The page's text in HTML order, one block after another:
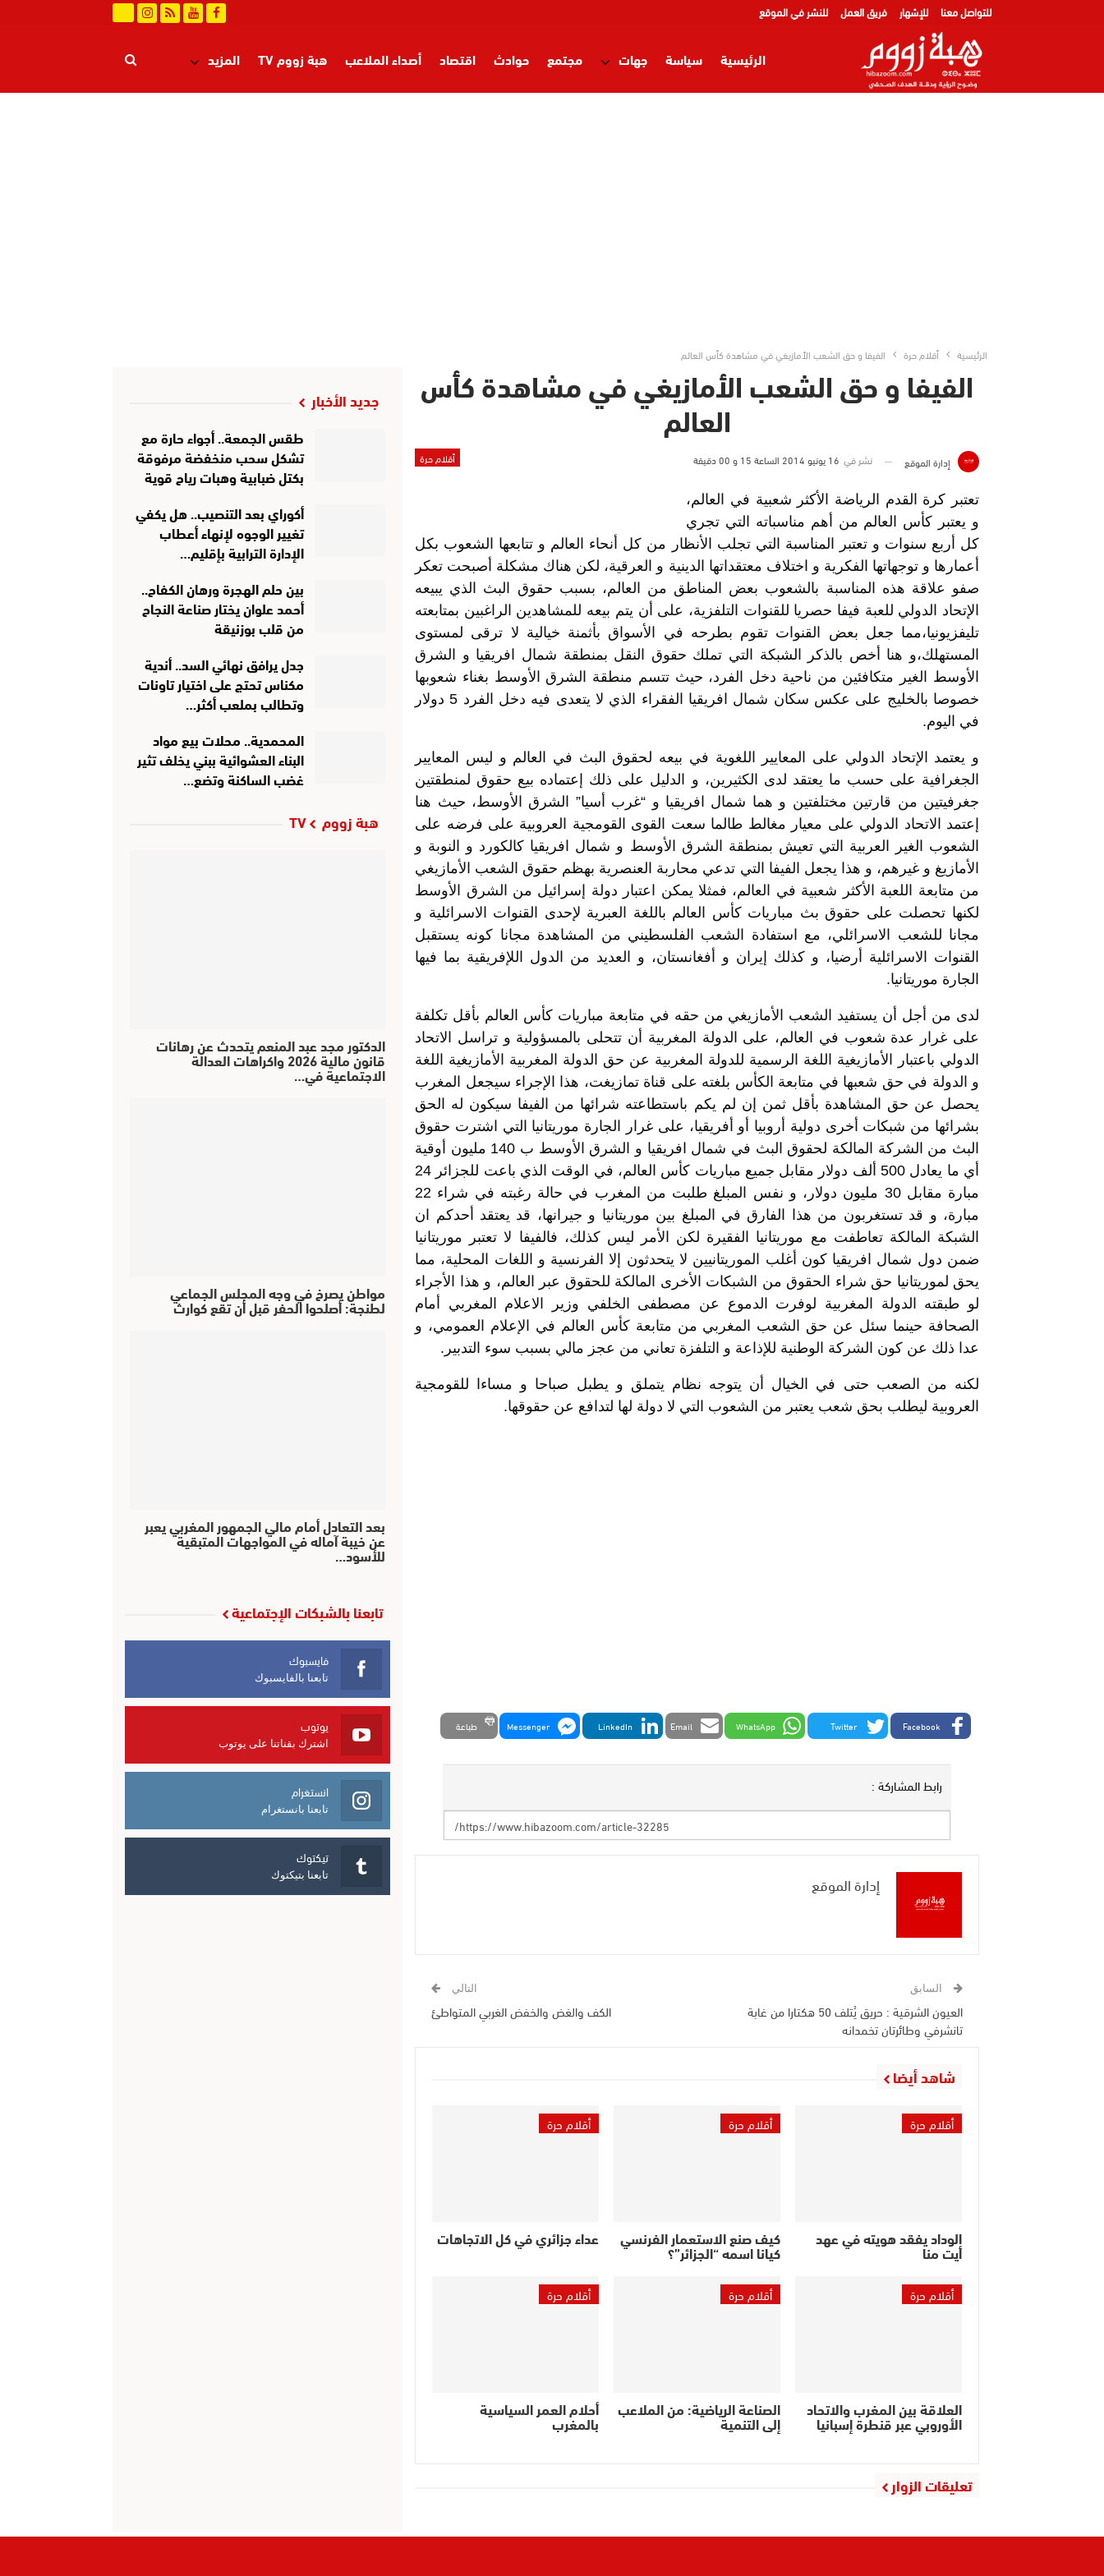
للتواصل معنا للإشهار فريق العمل للنشر في الموقع
الرئيسية سياسة جهات مجتمع حوادث اقتصاد أصداء الملاعب هبة زووم TV المزيد
الرئيسية أقلام حرة الفيفا و حق الشعب الأمازيغي في مشاهدة كأس العالم
الفيفا و حق الشعب الأمازيغي في مشاهدة كأس
العالم
أقلام حرة إدارة الموقع نشر في 16 يونيو 2014 الساعة 15 و 00 دقيقة
تعتبر كرة القدم الرياضة الأكثر شعبية في العالم،
و يعتبر كأس العالم من أهم مناسباته التي تجري
كل أربع سنوات و تعتبر المناسبة التي تجلب الأنظار من كل أنحاء العالم و تتابعها الشعوب بكل
أعمارها و توجهاتها الفكرية و اختلاف معتقداتها الدينية و العرقية، لكن هناك مشكلة أصبحت تعكر
صفو علاقة هذه المناسبة بالشعوب بعض المناطق من العالم، بسبب حقوق البث الذي يبيعه
الإتحاد الدولي للعبة فيفا حصريا للقنوات التلفزية، على أن يتم بيعه للمشاهدين الراغبين بمتابعته
تليفزيونيا،مما جعل بعض القنوات تقوم بطرحه في الأسواق بأثمنة خيالية لا ترقى لمستوى
المستهلك،و هنا أخص بالذكر الشبكة التي تملك حقوق النقل بمنطقة شمال افريقيا و الشرق
الأوسط الغير متكافئين من ناحية دخل الفرد، حيث تتسم منطقة الشرق الأوسط بغناء شعوبها
خصوصا بالخليج على عكس سكان شمال افريقيا الفقراء الذي لا يتعدى فيه دخل الفرد 5 دولار
في اليوم.
و يعتمد الإتحاد الدولي على المعايير اللغوية في بيعه لحقوق البث في العالم و ليس المعايير
الجغرافية على حسب ما يعتقد لدى الكثيرين، و الدليل على ذلك إعتماده بيع حقوق لمنطقتين
جغرفيتين من قارتين مختلفتين و هما شمال افريقيا و “غرب أسيا” الشرق الأوسط، حيث هنا
إعتمد الاتحاد الدولي على معيار مغالط طالما سعت القوى القومجية العروبية على فرضه على
الشعوب الغير العربية التي تعيش بمنطقة الشرق الأوسط و شمال افريقيا كالكورد و النوبة و
الأمازيغ و غيرهم، و هذا يجعل الفيفا التي تدعي محاربة العنصرية بهظم حقوق الشعب الأمازيغي
من متابعة اللعبة الأكثر شعبية في العالم، فمثلا يمكن اعتبار دولة إسرائيل من الشرق الأوسط
لكنها تحصلت على حقوق بث مباريات كأس العالم باللغة العبرية لإحدى القنوات الاسرائلية و
مجانا للشعب الاسرائلي، مع استفادة الشعب الفلسطيني من المشاهدة مجانا كونه يستقبل
القنوات الاسرائلية أرضيا، و كذلك إيران و أفغانستان، و العديد من الدول اللإفريقية بما فيها
الجارة موريتانيا.
لدى من أجل أن يستفيد الشعب الأمازيغي من حقه في متابعة مباريات كأس العالم بأقل تكلفة
على غرار عدة شعوب في العالم، على الدولة المغربية أن تتحلى بالمسؤولية و تراسل الاتحاد
الدولي باعتبار الأمازيغية اللغة الرسمية للدولة المغربية عن حق الدولة المغربية الأمازيغية اللغة
و الدولة في حق شعبها في متابعة الكأس بلغته على قناة تمازيغت، هذا الإجراء سيجعل المغرب
يحصل عن حق المشاهدة بأقل ثمن إن لم يكم باستطاعته شرائها من الفيفا سيكون له الحق
بشرائها من شبكات أخرى دولية أروبيا أو أفريقيا، على غرار الجارة موريتانيا التي اشترت حقوق
البث من الشركة المالكة لحقوق البث في شمال افريقيا و الشرق الأوسط ب 140 مليون أوقية
أي ما يعادل 500 ألف دولار مقابل جميع مباريات كأس العالم، في الوقت الذي باعت للجزائر 24
مبارة مقابل 30 مليون دولار، و نفس المبلغ طلبت من المغرب في حالة رغبته في شراء 22
مبارة، و قد تستغربون من هذا الفارق في المبلغ بين موريتانيا و جيرانها، قد يعتقد أحدكم ان
الشبكة المالكة تعاطفت مع موريتانيا الفقيرة لكن الأمر ليس كذلك، فالفيفا لا تعتبر موريتانيا
ضمن دول شمال افريقيا كون أغلب الموريتانيين لا يتحدثون إلا الفرنسية و اللغات المحلية، مما
يحق لموريتانيا حق شراء الحقوق من الشبكات الأخرى المالكة للحقوق عبر العالم، و هذا الأجراء
لو طبقته الدولة المغربية لوفرت الدموع عن مصطفى الخلفي وزير الاعلام المغربي أمام
الصحافة حينما سئل عن حق الشعب المغربي من متابعة كأس العالم في الإعلام العمومي، و
عدا ذلك عن كون الشركة الوطنية للإذاعة و التلفزة تعاني من عجز مالي بسبب سوء التدبير.
لكنه من الصعب حتى في الخيال أن يتوجه نظام يتملق و يطبل صباحا و مساءا للقومجية
العروبية ليطلب بحق شعب يعتبر من الشعوب التي لا دولة لها لتدافع عن حقوقها.
Facebook
Twitter
WhatsApp
Email
LinkedIn
Messenger طباعة
رابط المشاركة :
إدارة الموقع
السابق
العيون الشرقية : حريق يُتلف 50 هكتارا من غابة
تانشرفي وطائرتان تخمدانه
التالي
الكف والغض والخفض الغربي المتواطئ
شاهد أيضا
أقلام حرة
الوداد يفقد هويته في عهد
أيت منا
أقلام حرة
كيف صنع الاستعمار الفرنسي
كيانا اسمه “الجزائر”؟
أقلام حرة
عداء جزائري في كل الاتجاهات
أقلام حرة
العلاقة بين المغرب والاتحاد
الأوروبي عبر قنطرة إسبانيا
أقلام حرة
الصناعة الرياضية: من الملاعب
إلى التنمية
أقلام حرة
أحلام العمر السياسية
بالمغرب
تعليقات الزوار
جديد الأخبار
طقس الجمعة.. أجواء حارة مع
تشكل سحب منخفضة مرفوقة
بكتل ضبابية وهبات رياح قوية
أكوراي بعد التنصيب.. هل يكفي
تغيير الوجوه لإنهاء أعطاب
الإدارة الترابية بإقليم…
بين حلم الهجرة ورهان الكفاح..
أحمد علوان يختار صناعة النجاح
من قلب بوزنيقة
جدل يرافق نهائي السد.. أندية
مكناس تحتج على اختيار تاونات
وتطالب بملعب أكثر…
المحمدية.. محلات بيع مواد
البناء العشوائية ببني يخلف تثير
غضب الساكنة وتضع…
هبة زووم TV
الدكتور مجد عبد المنعم يتحدث عن رهانات
قانون مالية 2026 واكراهات العدالة
الاجتماعية في…
مواطن يصرخ في وجه المجلس الجماعي
لطنجة: أصلحوا الحفر قبل أن تقع كوارث
بعد التعادل أمام مالي الجمهور المغربي يعبر
عن خيبة آماله في المواجهات المتبقية
للأسود…
تابعنا بالشبكات الإجتماعية
فايسبوك
تابعنا بالفايسبوك
يوتوب
اشترك بقناتنا على يوتوب
انستغرام
تابعنا بانستغرام
تيكتوك
تابعنا بتيكتوك